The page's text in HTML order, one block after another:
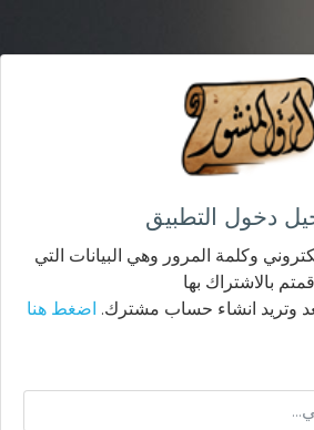
دخول التطبيق
وكلمة المرور وهي البيانات التي
قمتم بالاشتراك بها
وتريد انشاء حساب مشترك. اضغط هنا